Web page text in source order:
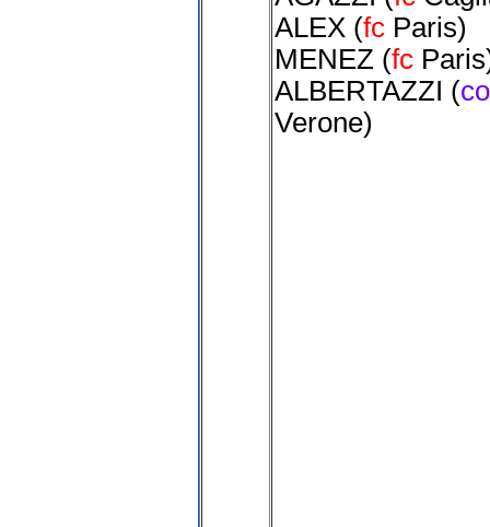
ALEX (fc Paris)
MENEZ (fc Paris
ALBERTAZZI (
Verone)